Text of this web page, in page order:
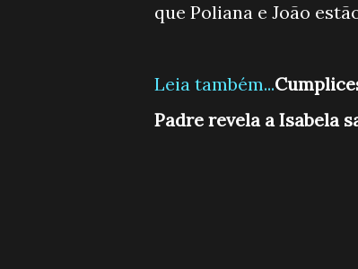
que Poliana e João
Leia também...
Padre revela a Isabela